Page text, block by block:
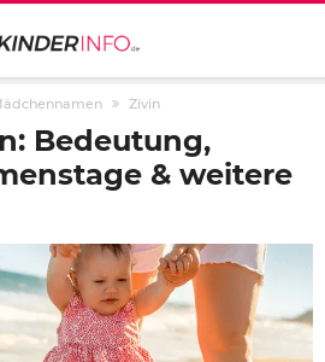
Zivin
Bedeutung,
& weitere